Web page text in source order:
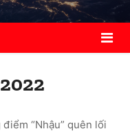
“Nhậu” quên lối